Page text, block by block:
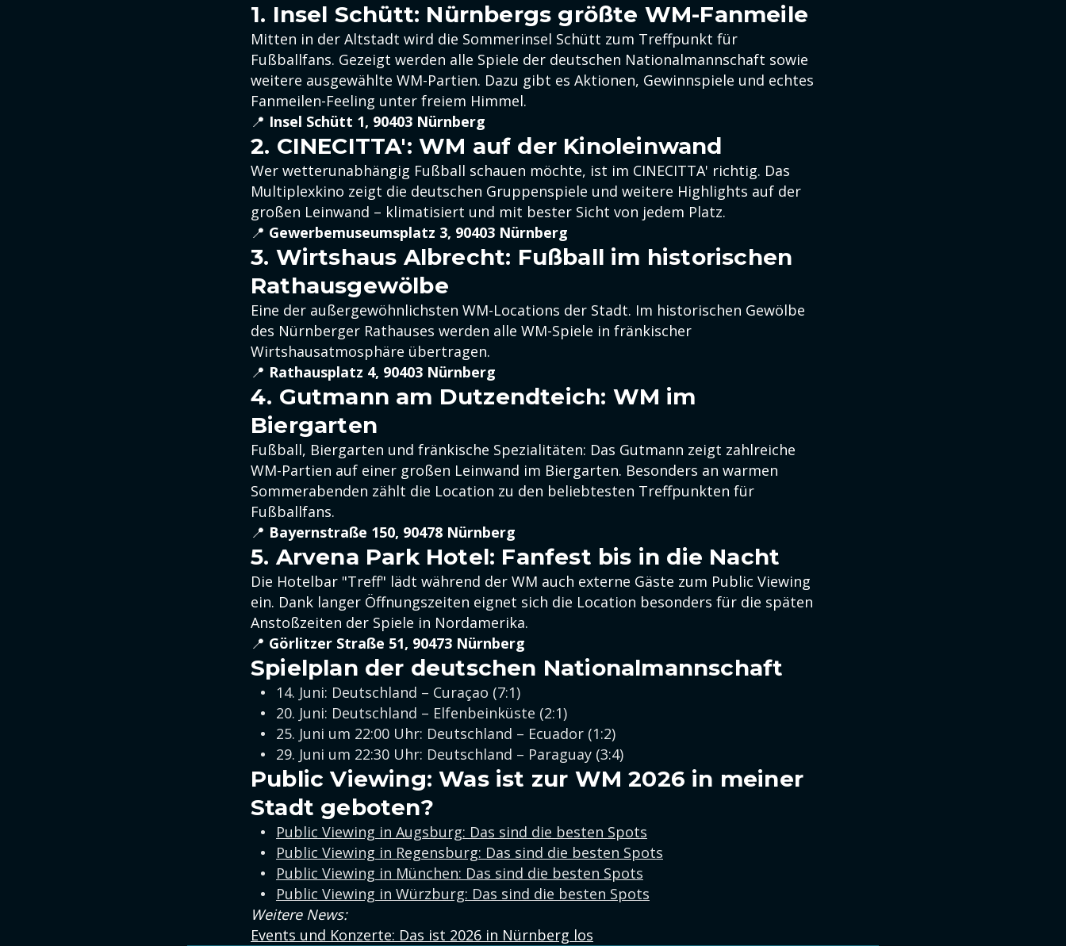
1. Insel Schütt: Nürnbergs größte WM-Fanmeile
Mitten in der Altstadt wird die Sommerinsel Schütt zum Treffpunkt für
Fußballfans. Gezeigt werden alle Spiele der deutschen Nationalmannschaft sowie
weitere ausgewählte WM-Partien. Dazu gibt es Aktionen, Gewinnspiele und echtes
Fanmeilen-Feeling unter freiem Himmel.
📍 Insel Schütt 1, 90403 Nürnberg
2. CINECITTA': WM auf der Kinoleinwand
Wer wetterunabhängig Fußball schauen möchte, ist im CINECITTA' richtig. Das
Multiplexkino zeigt die deutschen Gruppenspiele und weitere Highlights auf der
großen Leinwand – klimatisiert und mit bester Sicht von jedem Platz.
📍 Gewerbemuseumsplatz 3, 90403 Nürnberg
3. Wirtshaus Albrecht: Fußball im historischen
Rathausgewölbe
Eine der außergewöhnlichsten WM-Locations der Stadt. Im historischen Gewölbe
des Nürnberger Rathauses werden alle WM-Spiele in fränkischer
Wirtshausatmosphäre übertragen.
📍 Rathausplatz 4, 90403 Nürnberg
4. Gutmann am Dutzendteich: WM im
Biergarten
Fußball, Biergarten und fränkische Spezialitäten: Das Gutmann zeigt zahlreiche
WM-Partien auf einer großen Leinwand im Biergarten. Besonders an warmen
Sommerabenden zählt die Location zu den beliebtesten Treffpunkten für
Fußballfans.
📍 Bayernstraße 150, 90478 Nürnberg
5. Arvena Park Hotel: Fanfest bis in die Nacht
Die Hotelbar "Treff" lädt während der WM auch externe Gäste zum Public Viewing
ein. Dank langer Öffnungszeiten eignet sich die Location besonders für die späten
Anstoßzeiten der Spiele in Nordamerika.
📍 Görlitzer Straße 51, 90473 Nürnberg
Spielplan der deutschen Nationalmannschaft
14. Juni: Deutschland – Curaçao (7:1)
20. Juni: Deutschland – Elfenbeinküste (2:1)
25. Juni um 22:00 Uhr: Deutschland – Ecuador (1:2)
29. Juni um 22:30 Uhr: Deutschland – Paraguay (3:4)
Public Viewing: Was ist zur WM 2026 in meiner
Stadt geboten?
Public Viewing in Augsburg: Das sind die besten Spots
Public Viewing in Regensburg: Das sind die besten Spots
Public Viewing in München: Das sind die besten Spots
Public Viewing in Würzburg: Das sind die besten Spots
Weitere News:
Events und Konzerte: Das ist 2026 in Nürnberg los